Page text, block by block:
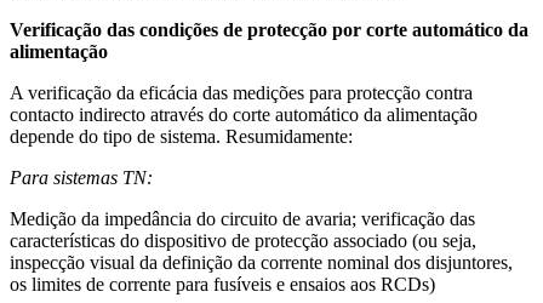
Verificação das condições de protecção por corte automático da
alimentação
A verificação da eficácia das medições para protecção contra
contacto indirecto através do corte automático da alimentação
depende do tipo de sistema. Resumidamente:
Para sistemas TN:
Medição da impedância do circuito de avaria; verificação das
características do dispositivo de protecção associado (ou seja,
inspecção visual da definição da corrente nominal dos disjuntores,
os limites de corrente para fusíveis e ensaios aos RCDs)